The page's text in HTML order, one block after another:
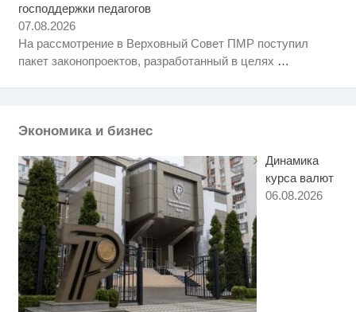
господдержки педагогов
07.08.2026
На рассмотрение в Верховный Совет ПМР поступил
пакет законопроектов, разработанный в целях …
Экономика и бизнес
Динамика
курса валют
06.08.2026
Ролик из Омска: вы будете
Что стало причиной громкого
взрыва в Москве 7 августа